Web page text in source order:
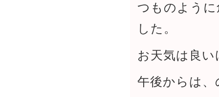
つものよう
した。
お天気は良
午後からは